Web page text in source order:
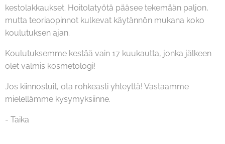
kestolakkaukset. Hoitolatyötä pääsee tekemään paljon,
mutta teoriaopinnot kulkevat käytännön mukana koko
koulutuksen ajan.
Koulutuksemme kestää vain 17 kuukautta, jonka jälkeen
olet valmis kosmetologi!
Jos kiinnostuit, ota rohkeasti yhteyttä! Vastaamme
mielellämme kysymyksiinne.
- Taika